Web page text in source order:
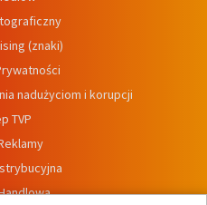
(znaki)
nadużyciom i korupcji
TVP